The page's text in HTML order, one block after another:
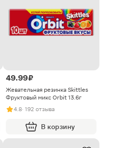
49.99 ₽
Жевательная резинка Skittles
Фруктовый микс Orbit 13.6г
4.8· 192 отзыва
В корзину